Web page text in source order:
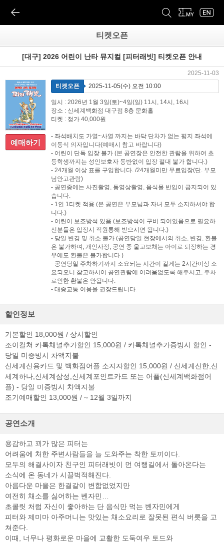
티켓오픈
[대구] 2026 어린이 난타 뮤지컬 [피터래빗] 티켓오픈 안내
2025-11-03
예매하기
티켓오픈 2025-11-05(수) 오전 10:00
일시 : 2026년 1월 3일(토)~4일(일) 11시, 14시, 16시
장소 : 신세계백화점 대구점 8층 문화홀
티켓 : 정가 40,000원
- 좌석배치도 가열~사열 까지는 바닥 단차가 없는 평지 좌석에
이동식 의자입니다(예매시 참고 바랍니다)
- 어린이 단독 입장 불가 (본 공연장은 안전한 관람을 위하여 초
등학생까지는 성인보호자 동반없이 입장 절대 불가 합니다.)
- 24개월 이상 표를 구입합니다. /24개월미만 무료입장(단. 부모
님안고관람)
- 공연중에는 사진촬영, 동영상촬영, 음식물 반입이 금지되어 있
습니다.
- 1인 1티켓 적용 (본 공연은 부모님과 자녀 모두 소지하셔야 합
니다.)
- 어린이 보조방석 있음 (보조방석이 구비 되어있음으로 필요하
신분들은 입장시 직원통해 받으시면 됩니다.)
- 당일 변경 및 취소 불가 (공연당일 현장에서의 취소, 변경, 환불
은 불가하며, 개인사정, 공연 중 울고보채는 아이로 퇴장하는 경
우에도 환불은 불가합니다.)
- 공연당일 주차하기까지 소요되는 시간이 길게는 2시간이상 소
요되오니 참고하시어 공연관람에 어려움없도록 해주시고, 주차
로인한 환불은 안됩니다.
- 대중교통 이용을 권장드립니다.
할인정보
기본할인 18,000원 / 상시할인
조이컬쳐 카톡채널추가할인 15,000원 / 카톡채널추가증빙시 할인 -
당일 미증빙시 차액지불
신세계신용카드 및 백화점어플 소지자할인 15,000원 / 신세계신한,신
세계하나,신세계삼성,신세계포인트카드 또는 어플(신세계백화점어
플) - 당일 미증빙시 차액지불
조기예매할인 13,000원 / ~ 12월 3일까지
공연소개
용감하고 꾀가 많은 피터는
어려움에 처한 주변사람들을 늘 도와주는 착한 토끼이다.
모두의 해결사이자 친구인 피터래빗이 먼 여행길에서 돌아온다는
소식에 온 동네가 시끌벅적해진다.
아름다운 마을은 한결같이 변함없었지만
여전히 채소를 싫어하는 벤자민…
초콜릿 처럼 자신이 좋아하는 단 음식만 먹는 벤자민에게
피터와 제미마 아주머니는 맛있는 채소요리로 잘못된 편식 버릇을 고
쳐준다.
이때, 너무나 평화로운 마을에 교활한 도둑여우 토드와